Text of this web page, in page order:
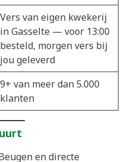
Vers van eigen kwekerij
in Gasselte — voor 13:00
besteld, morgen vers bij
jou geleverd
9+ van meer dan 5.000
klanten
en directe